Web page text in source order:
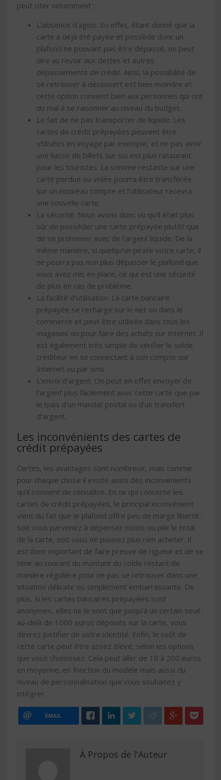
peut citer notamment :
L’absence d’agios. En effet, étant donné que la
carte a déjà été payée et possède donc un
plafond ne pouvant pas être dépassé, on peut
dire au revoir aux dettes et autres
dépassements de crédit. Ainsi, la possibilité de
se retrouver à découvert est bien moindre et
cette option convient bien aux personnes qui ont
du mal à se raisonner au niveau du budget.
Le fait de ne pas transporter de liquide. Les
cartes de crédit prépayées peuvent être
utilisées en voyage par exemple, et ne pas avoir
une liasse de billets sur soi est plus rassurant
pour les touristes. La somme restante sur une
carte perdue ou volée pourra être transférée
sur un nouveau compte et l’utilisateur recevra
une nouvelle carte.
La sécurité. Nous avons donc vu qu’il était plus
sûr de posséder une carte prépayée plutôt que
de se promener avec de l’argent liquide. De la
même manière, si quelqu’un pirate votre carte, il
ne pourra pas non plus dépasser le plafond que
vous avez mis en place, ce qui est une sécurité
de plus en cas de problème.
La facilité d’utilisation. La carte bancaire
prépayée se recharge sur le net ou dans le
commerce et peut être utilisée dans tous les
magasins ou pour faire des achats sur Internet. Il
est également très simple de vérifier le solde
créditeur en se connectant à son compte sur
Internet ou par sms.
L’envoi d’argent. On peut en effet envoyer de
l’argent plus facilement avec cette carte que par
le biais d’un mandat postal ou d’un transfert
d’argent.
Les inconvénients des cartes de
crédit prépayées
Certes, les avantages sont nombreux, mais comme
pour chaque chose il existe aussi des inconvénients
qu’il convient de connaître. En ce qui concerne les
cartes de crédit prépayées, le principal inconvénient
vient du fait que le plafond offre peu de marge liberté :
soit vous parvenez à dépenser moins ou pile le total
de la carte, soit vous ne pouvez plus rien acheter. Il
est donc important de faire preuve de rigueur et de se
tenir au courant du montant du solde restant de
manière régulière pour ne pas se retrouver dans une
situation délicate ou simplement embarrassante. De
plus, si les cartes bancaires prépayées sont
anonymes, elles ne le sont que jusqu’à un certain seuil :
au-delà de 1000 euros déposés sur la carte, vous
devrez justifier de votre identité. Enfin, le coût de
cette carte peut être assez élevé, selon les options
que vous choisissez. Cela peut aller de 10 à 200 euros
en moyenne, en fonction du modèle mais aussi du
niveau de personnalisation que vous souhaitez y
intégrer.
EMAIL
À Propos de l'Auteur